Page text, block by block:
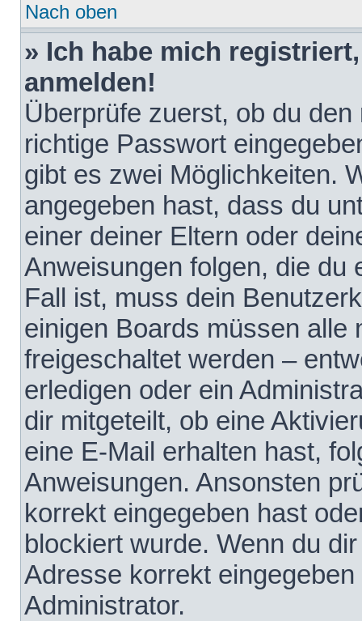
Nach oben
» Ich habe mich
anmelden!
Überprüfe zuerst, ob du
richtige Passwort
gibt es zwei Möglichkeiten.
angegeben hast, dass du
einer deiner Eltern oder
Anweisungen folgen, die du
Fall ist, muss dein
einigen Boards müssen alle
freigeschaltet werden –
erledigen oder ein
dir mitgeteilt, ob eine
eine E-Mail erhalten hast,
Anweisungen. Ansonsten
korrekt eingegeben hast
blockiert wurde. Wenn du
Adresse korrekt
Administrator.